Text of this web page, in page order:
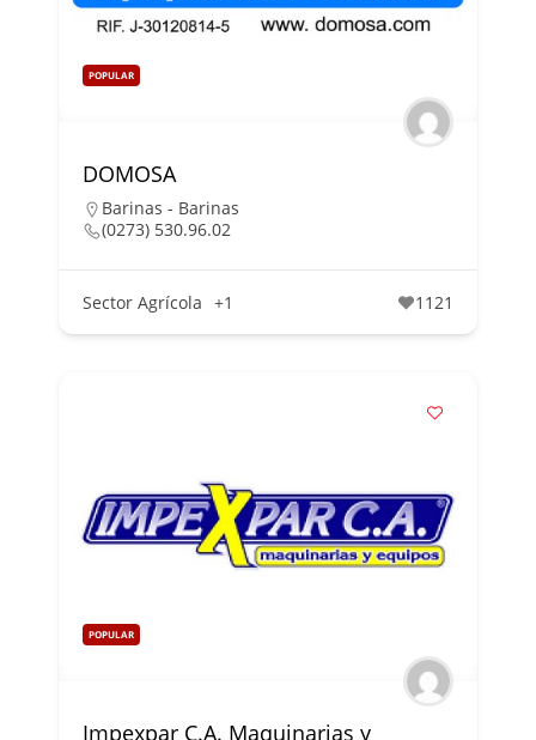
POPULAR
DOMOSA
Barinas - Barinas
(0273) 530.96.02
Sector Agrícola +1 1121
POPULAR
Impexpar C.A. Maquinarias y